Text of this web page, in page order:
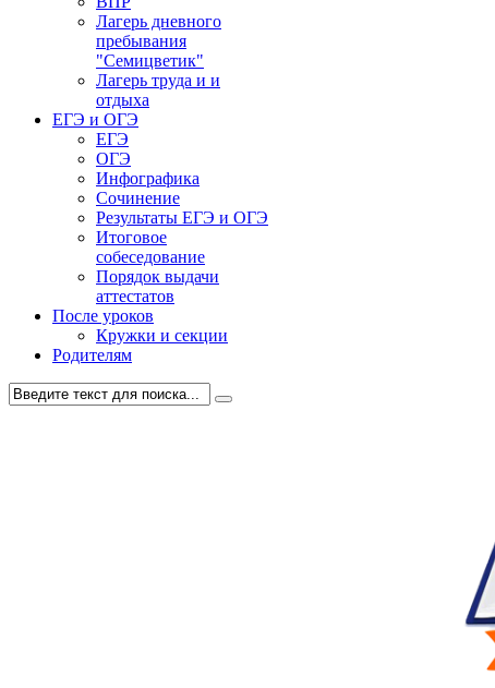
Лагерь дневного
пребывания
"Семицветик"
Лагерь труда и и
отдыха
ЕГЭ и ОГЭ
ЕГЭ
ОГЭ
Инфографика
Сочинение
Результаты ЕГЭ и ОГЭ
Итоговое
собеседование
Порядок выдачи
аттестатов
После уроков
Кружки и секции
Родителям